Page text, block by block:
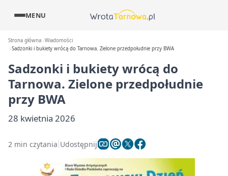
MENU
Strona główna Wiadomości
Sadzonki i bukiety wrócą do Tarnowa. Zielone przedpołudnie przy BWA
Sadzonki i bukiety wrócą do
Tarnowa. Zielone przedpołudnie
przy BWA
28 kwietnia 2026
2 min czytania Udostępnij